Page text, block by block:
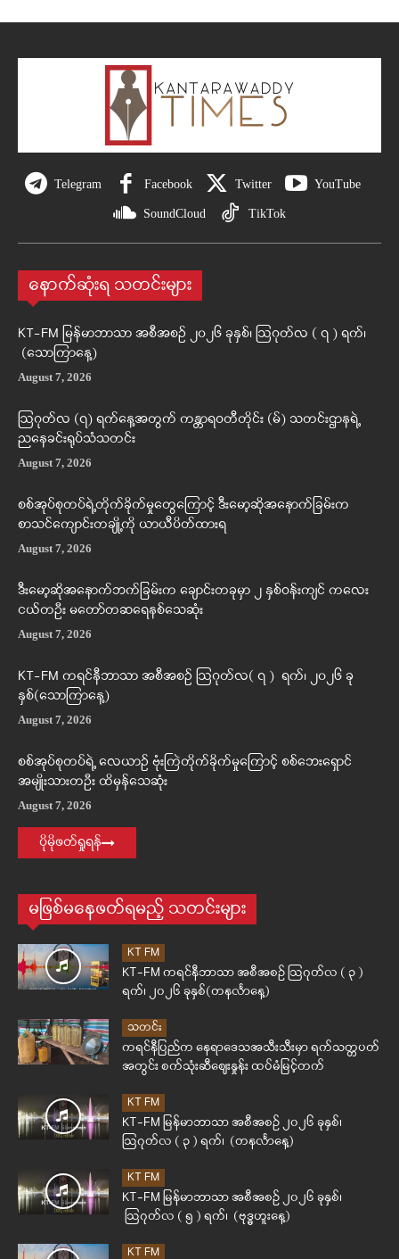
Telegram Facebook Twitter YouTube
SoundCloud TikTok
နောက်ဆုံးရ သတင်းများ
KT-FM မြန်မာဘာသာ အစီအစဉ် ၂၀၂၆ ခုနှစ်၊ ဩဂုတ်လ ( ၇ ) ရက်၊
(သောကြာနေ့)
August 7, 2026
ဩဂုတ်လ (၇) ရက်နေ့အတွက် ကန္တာရဝတီတိုင်း (မ်) သတင်းဌာနရဲ့
ညနေခင်းရုပ်သံသတင်း
August 7, 2026
စစ်အုပ်စုတပ်ရဲ့တိုက်ခိုက်မှုတွေကြောင့် ဒီးမော့ဆိုအနောက်ခြမ်းက
စာသင်ကျောင်းတချို့ကို ယာယီပိတ်ထားရ
August 7, 2026
ဒီးမော့ဆိုအနောက်ဘက်ခြမ်းက ချောင်းတခုမှာ ၂ နှစ်ဝန်းကျင် ကလေး
ငယ်တဦး မတော်တဆရေနစ်သေဆုံး
August 7, 2026
KT-FM ကရင်နီဘာသာ အစီအစဉ် ဩဂုတ်လ( ၇ ) ရက်၊ ၂၀၂၆ ခု
နှစ်(သောကြာနေ့)
August 7, 2026
စစ်အုပ်စုတပ်ရဲ့ လေယာဉ် ဗုံးကြဲတိုက်ခိုက်မှုကြောင့် စစ်ဘေးရှောင်
အမျိုးသားတဦး ထိမှန်သေဆုံး
August 7, 2026
ပိုမိုဖတ်ရှုရန်
မဖြစ်မနေဖတ်ရမည့် သတင်းများ
KT FM
KT-FM ကရင်နီဘာသာ အစီအစဉ် ဩဂုတ်လ ( ၃ )
ရက်၊ ၂၀၂၆ ခုနှစ်(တနင်္လာနေ့)
သတင်း
ကရင်နီပြည်က နေရာဒေသအသီးသီးမှာ ရက်သတ္တပတ်
အတွင်း စက်သုံးဆီဈေးနှုန်း ထပ်မံမြင့်တက်
KT FM
KT-FM မြန်မာဘာသာ အစီအစဉ် ၂၀၂၆ ခုနှစ်၊
ဩဂုတ်လ ( ၃ ) ရက်၊ (တနင်္လာနေ့)
KT FM
KT-FM မြန်မာဘာသာ အစီအစဉ် ၂၀၂၆ ခုနှစ်၊
ဩဂုတ်လ ( ၅ ) ရက်၊ (ဗုဒ္ဓဟူးနေ့)
KT FM